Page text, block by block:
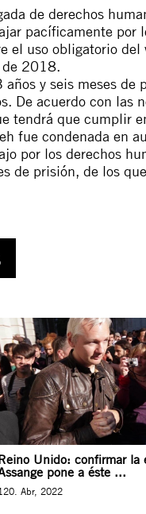
de derechos
pacíficamente por
el uso obligatorio
2018.
y seis meses
De acuerdo con las
tendrá que cumplir
fue condenada en
por los derechos
de prisión, de los
Unido: confirmar la
pone a éste ...
Abr, 2022